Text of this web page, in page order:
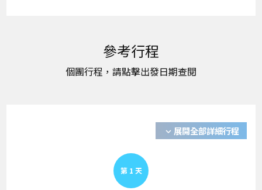
expand_more 展開全部詳細行程
第 1 天